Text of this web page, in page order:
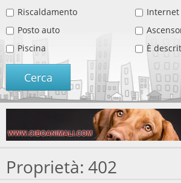
Riscaldamento
Internet
Posto auto
Piscina
È
Cerca
Proprietà: 402